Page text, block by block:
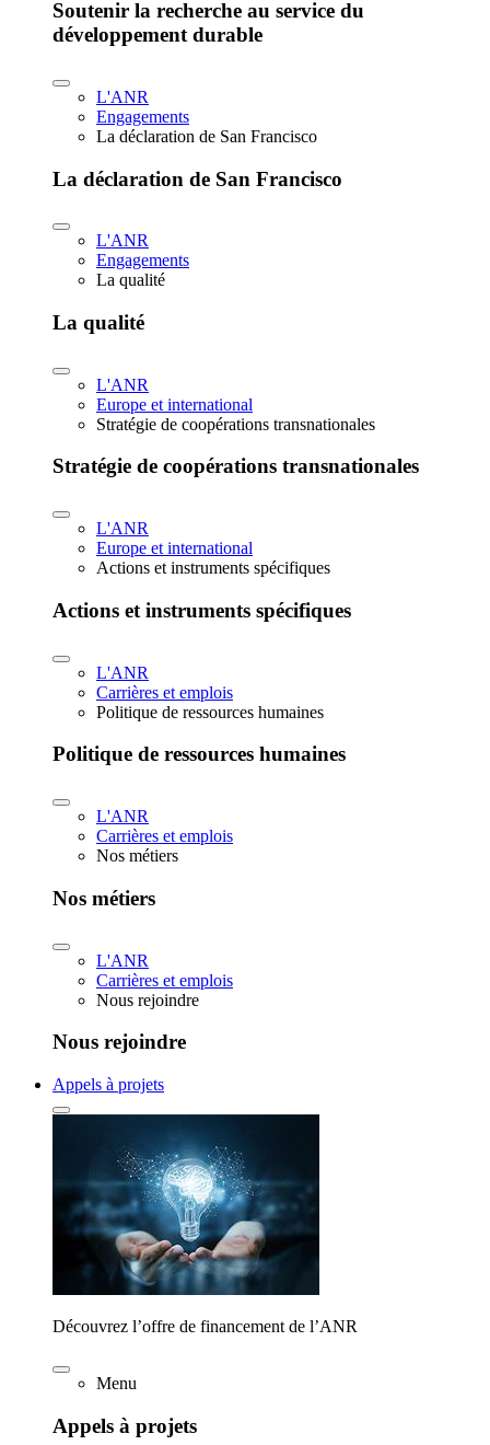
Soutenir la recherche au service du
développement durable
L'ANR
Engagements
La déclaration de San Francisco
La déclaration de San Francisco
L'ANR
Engagements
La qualité
La qualité
L'ANR
Europe et international
Stratégie de coopérations transnationales
Stratégie de coopérations transnationales
L'ANR
Europe et international
Actions et instruments spécifiques
Actions et instruments spécifiques
L'ANR
Carrières et emplois
Politique de ressources humaines
Politique de ressources humaines
L'ANR
Carrières et emplois
Nos métiers
Nos métiers
L'ANR
Carrières et emplois
Nous rejoindre
Nous rejoindre
Appels à projets
Découvrez l’offre de financement de l’ANR
Menu
Appels à projets